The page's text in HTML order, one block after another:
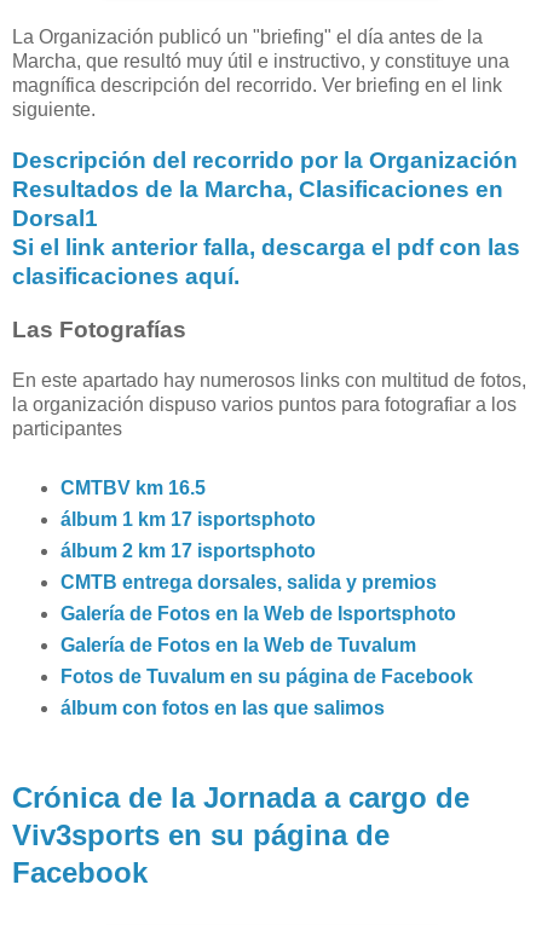
La Organización publicó un "briefing" el día antes de la
Marcha, que resultó muy útil e instructivo, y constituye una
magnífica descripción del recorrido. Ver briefing en el link
siguiente.
Descripción del recorrido por la Organización
Resultados de la Marcha, Clasificaciones en
Dorsal1
Si el link anterior falla, descarga el pdf con las
clasificaciones aquí.
Las Fotografías
En este apartado hay numerosos links con multitud de fotos,
la organización dispuso varios puntos para fotografiar a los
participantes
CMTBV km 16.5
álbum 1 km 17 isportsphoto
álbum 2 km 17 isportsphoto
CMTB entrega dorsales, salida y premios
Galería de Fotos en la Web de Isportsphoto
Galería de Fotos en la Web de Tuvalum
Fotos de Tuvalum en su página de Facebook
álbum con fotos en las que salimos
Crónica de la Jornada a cargo de
Viv3sports en su página de
Facebook